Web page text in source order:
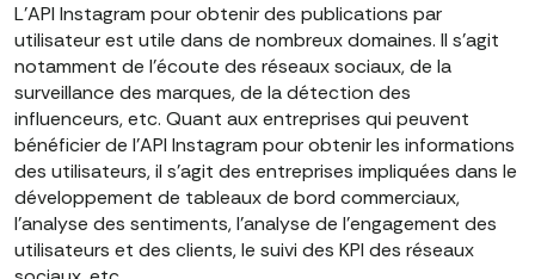
L'API Instagram pour obtenir des publications par
utilisateur est utile dans de nombreux domaines. Il s'agit
notamment de l'écoute des réseaux sociaux, de la
surveillance des marques, de la détection des
influenceurs, etc. Quant aux entreprises qui peuvent
bénéficier de l'API Instagram pour obtenir les informations
des utilisateurs, il s'agit des entreprises impliquées dans le
développement de tableaux de bord commerciaux,
l'analyse des sentiments, l'analyse de l'engagement des
utilisateurs et des clients, le suivi des KPI des réseaux